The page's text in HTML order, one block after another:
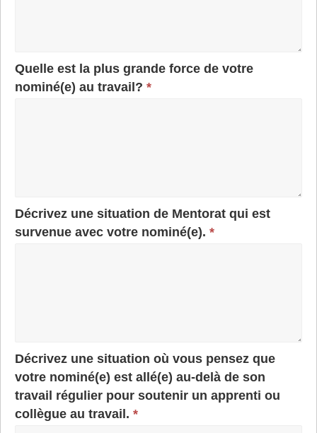
Quelle est la plus grande force de votre
nominé(e) au travail? *
Décrivez une situation de Mentorat qui est
survenue avec votre nominé(e). *
Décrivez une situation où vous pensez que
votre nominé(e) est allé(e) au-delà de son
travail régulier pour soutenir un apprenti ou
collègue au travail. *